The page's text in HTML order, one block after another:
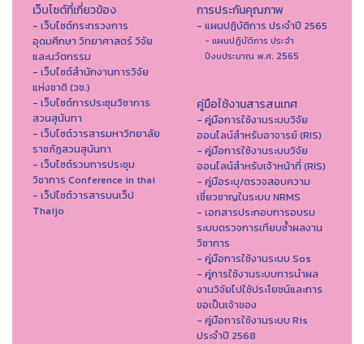
เว็บไซต์ที่เกี่ยวข้อง
- เว็บไซต์กระทรวงการ
อุดมศึกษา วิทยาศาสตร์ วิจัย
และนวัตกรรม
- เว็บไซต์สำนักงานการวิจัย
แห่งชาติ (วช.)
- เว็บไซต์การประชุมวิชาการ
สวนสุนันทา
- เว็บไซต์วารสารมหาวิทยาลัย
ราชภัฏสวนสุนันทา
- เว็บไซต์รวมการประชุม
วิชาการ Conference in thai
- เว็ปไซต์วารสารบนเว็ป
Thaijo
การประกันคุณภาพ
- แผนปฏิบัติการ ประจำปี 2565
- แผนปฏิบัติการ ประจำ
ปีงบประมาณ พ.ศ. 2565
คู่มือใช้งานสารสนเทศ
- คู่มือการใช้งานระบบวิจัย
ออนไลน์สำหรับอาจารย์ (RIS)
- คู่มือการใช้งานระบบวิจัย
ออนไลน์สำหรับเจ้าหน้าที่ (RIS)
- คู่มือระบุ/ตรวจสอบความ
เชี่ยวชาญในระบบ NRMS
- เอกสารประกอบการอบรม
ระบบตรวจการเทียบซ้ำผลงาน
วิชาการ
- คู่มือการใช้งานระบบ Sos
- คู่การใช้งานระบบการนำผล
งานวิจัยไปใช้ประโยชน์และการ
ขอเป็นเจ้าของ
- คู่มือการใช้งานระบบ Ris
ประจำปี 2568